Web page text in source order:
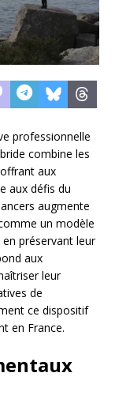
professionnelle
combine les
aux
aux défis du
augmente
un modèle
préservant leur
aux
leur
de
ce dispositif
en France.